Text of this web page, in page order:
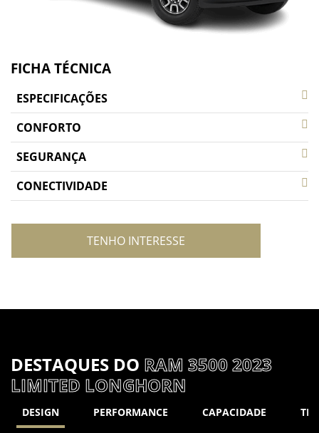
FICHA TÉCNICA
ESPECIFICAÇÕES
CONFORTO
SEGURANÇA
CONECTIVIDADE
TENHO INTERESSE
DESTAQUES DO RAM 3500 2023
LIMITED LONGHORN
DESIGN PERFORMANCE CAPACIDADE